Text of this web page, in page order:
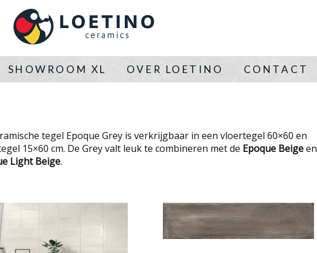
SHOWROOM XL OVER LOETINO CONTACT
tegel Epoque Grey is verkrijgbaar in een vloertegel 60×60 en
15×60 cm. De Grey valt leuk te combineren met de Epoque Beigeen
Light Beige.